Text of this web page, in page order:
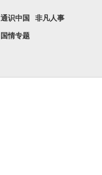
通识中国 非凡人事
国情专题